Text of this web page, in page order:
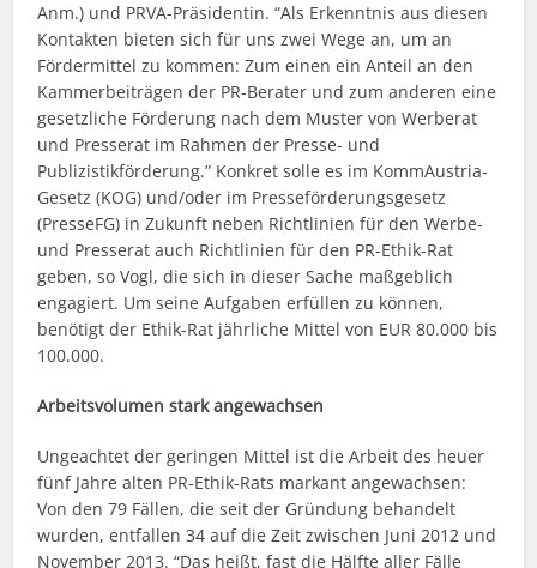
Anm.) und PRVA-Präsidentin. “Als Erkenntnis aus diesen
Kontakten bieten sich für uns zwei Wege an, um an
Fördermittel zu kommen: Zum einen ein Anteil an den
Kammerbeiträgen der PR-Berater und zum anderen eine
gesetzliche Förderung nach dem Muster von Werberat
und Presserat im Rahmen der Presse- und
Publizistikförderung.” Konkret solle es im KommAustria-
Gesetz (KOG) und/oder im Presseförderungsgesetz
(PresseFG) in Zukunft neben Richtlinien für den Werbe-
und Presserat auch Richtlinien für den PR-Ethik-Rat
geben, so Vogl, die sich in dieser Sache maßgeblich
engagiert. Um seine Aufgaben erfüllen zu können,
benötigt der Ethik-Rat jährliche Mittel von EUR 80.000 bis
100.000.
Arbeitsvolumen stark angewachsen
Ungeachtet der geringen Mittel ist die Arbeit des heuer
fünf Jahre alten PR-Ethik-Rats markant angewachsen:
Von den 79 Fällen, die seit der Gründung behandelt
wurden, entfallen 34 auf die Zeit zwischen Juni 2012 und
November 2013. “Das heißt, fast die Hälfte aller Fälle